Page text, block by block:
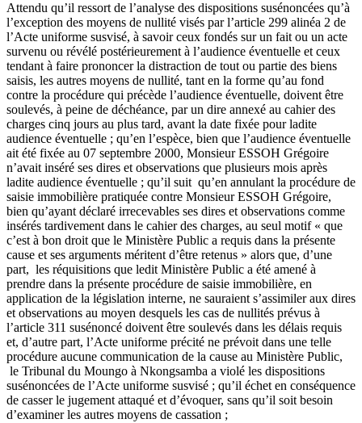
Attendu qu’il ressort de l’analyse des dispositions susénoncées qu’à
l’exception des moyens de nullité visés par l’article 299 alinéa 2 de
l’Acte uniforme susvisé, à savoir ceux fondés sur un fait ou un acte
survenu ou révélé postérieurement à l’audience éventuelle et ceux
tendant à faire prononcer la distraction de tout ou partie des biens
saisis, les autres moyens de nullité, tant en la forme qu’au fond
contre la procédure qui précède l’audience éventuelle, doivent être
soulevés, à peine de déchéance, par un dire annexé au cahier des
charges cinq jours au plus tard, avant la date fixée pour ladite
audience éventuelle ; qu’en l’espèce, bien que l’audience éventuelle
ait été fixée au 07 septembre 2000, Monsieur ESSOH Grégoire
n’avait inséré ses dires et observations que plusieurs mois après
ladite audience éventuelle ; qu’il suit qu’en annulant la procédure de
saisie immobilière pratiquée contre Monsieur ESSOH Grégoire,
bien qu’ayant déclaré irrecevables ses dires et observations comme
insérés tardivement dans le cahier des charges, au seul motif « que
c’est à bon droit que le Ministère Public a requis dans la présente
cause et ses arguments méritent d’être retenus » alors que, d’une
part, les réquisitions que ledit Ministère Public a été amené à
prendre dans la présente procédure de saisie immobilière, en
application de la législation interne, ne sauraient s’assimiler aux dires
et observations au moyen desquels les cas de nullités prévus à
l’article 311 susénoncé doivent être soulevés dans les délais requis
et, d’autre part, l’Acte uniforme précité ne prévoit dans une telle
procédure aucune communication de la cause au Ministère Public,
le Tribunal du Moungo à Nkongsamba a violé les dispositions
susénoncées de l’Acte uniforme susvisé ; qu’il échet en conséquence
de casser le jugement attaqué et d’évoquer, sans qu’il soit besoin
d’examiner les autres moyens de cassation ;